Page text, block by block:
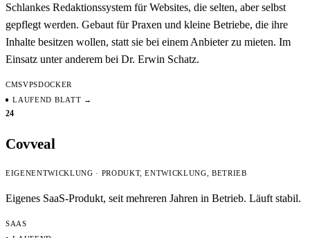
Schlankes Redaktionssystem für Websites, die selten, aber selbst
gepflegt werden. Gebaut für Praxen und kleine Betriebe, die ihre
Inhalte besitzen wollen, statt sie bei einem Anbieter zu mieten. Im
Einsatz unter anderem bei Dr. Erwin Schatz.
CMSVPSDOCKER
LAUFEND BLATT →
24
Covveal
EIGENENTWICKLUNG · PRODUKT, ENTWICKLUNG, BETRIEB
Eigenes SaaS-Produkt, seit mehreren Jahren in Betrieb. Läuft stabil.
SAAS